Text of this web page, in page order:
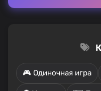
🎮 Одиночная игра